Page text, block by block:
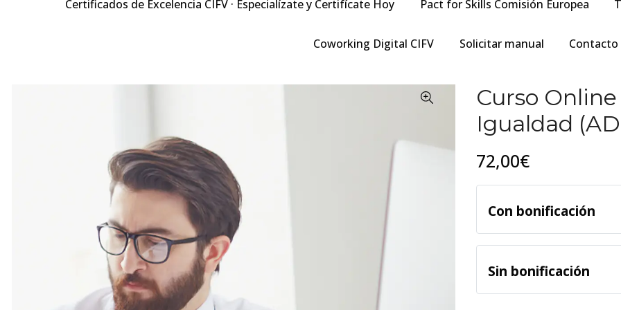
Certificados de Excelencia CIFV · Especialízate y Certifícate Hoy Pact for Skills Comisión Europea
Coworking Digital CIFV Solicitar manual Contacto
Curso
Igualdad
72,00€
Con bonificación
Sin bonificación